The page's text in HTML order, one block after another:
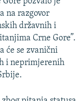
na razgovor
državnih i
Crne Gore”.
će se zvanični
i neprimjerenih